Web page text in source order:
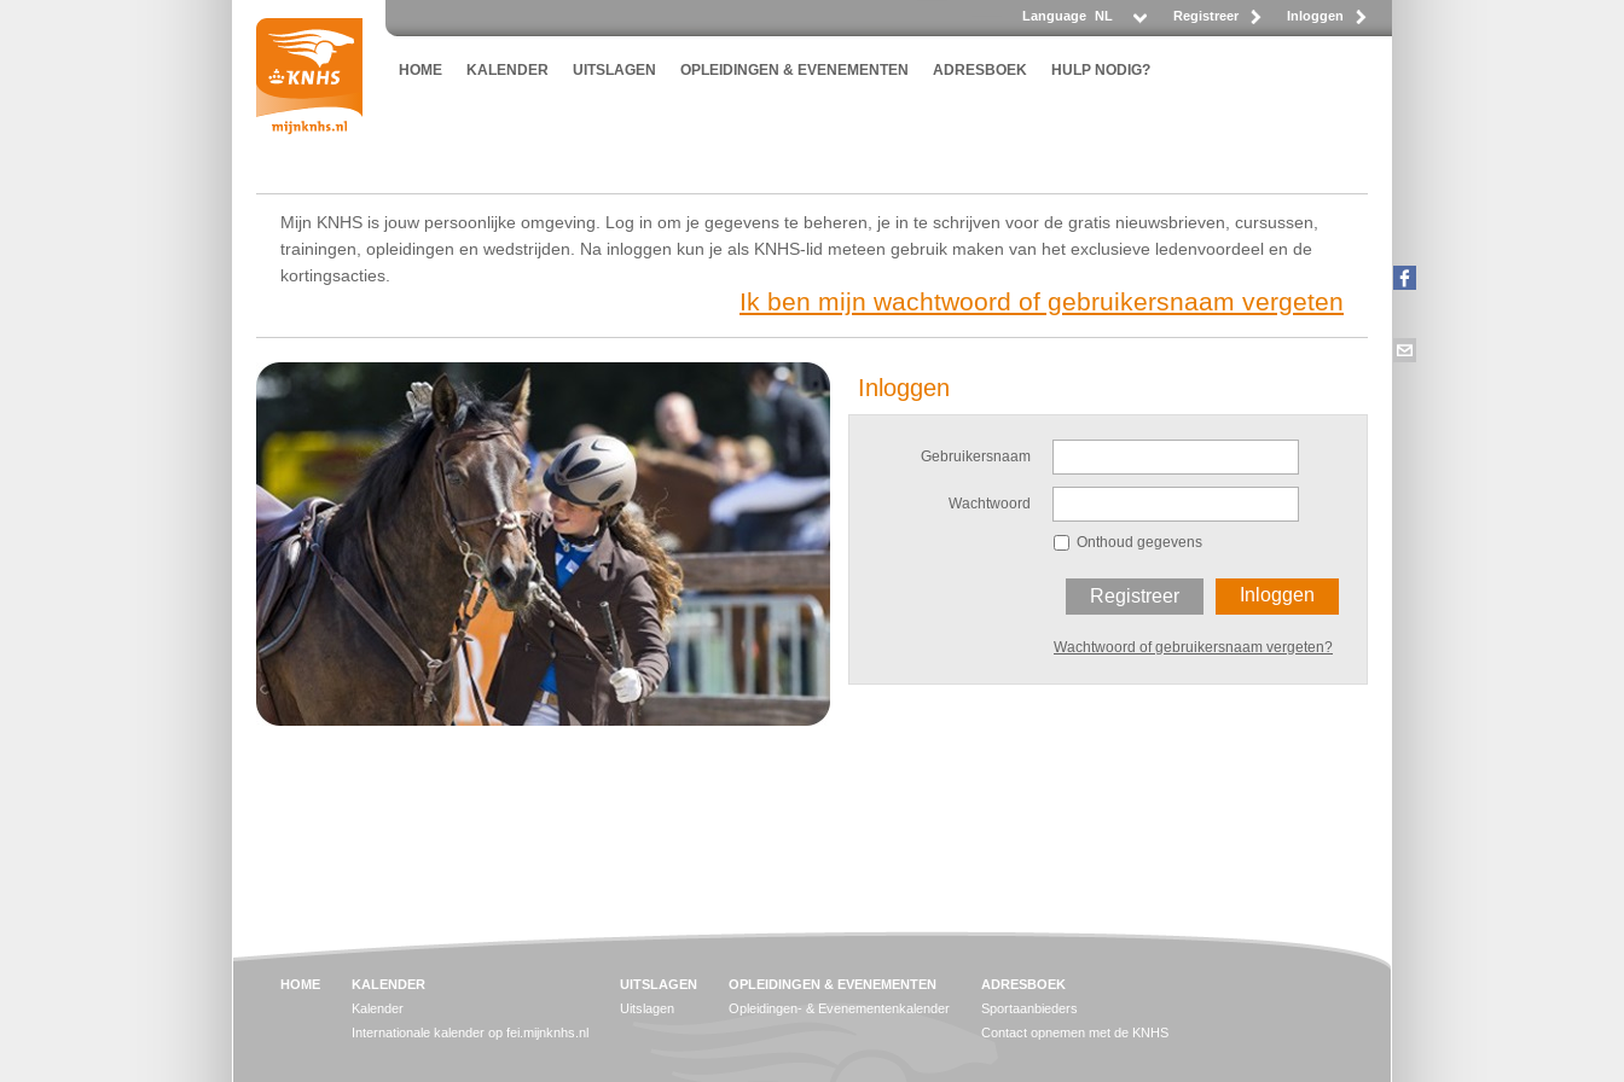
Registreer Inloggen
Language NL
HOME KALENDER UITSLAGEN OPLEIDINGEN & EVENEMENTEN ADRESBOEK HULP NODIG?
Mijn KNHS is jouw persoonlijke omgeving. Log in om je gegevens te beheren, je in te schrijven voor de gratis nieuwsbrieven, cursussen,
trainingen, opleidingen en wedstrijden. Na inloggen kun je als KNHS-lid meteen gebruik maken van het exclusieve ledenvoordeel en de
kortingsacties.
Ik ben mijn wachtwoord of gebruikersnaam vergeten
Inloggen
Gebruikersnaam
Wachtwoord
Onthoud gegevens
Inloggen
Registreer
Wachtwoord of gebruikersnaam vergeten?
HOME
KALENDER
Kalender
Internationale kalender op fei.mijnknhs.nl
UITSLAGEN
Uitslagen
OPLEIDINGEN & EVENEMENTEN
Opleidingen- & Evenementenkalender
ADRESBOEK
Sportaanbieders
Contact opnemen met de KNHS